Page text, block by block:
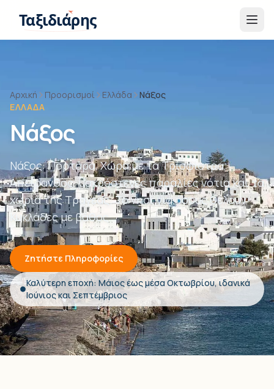
Ταξιδιάρης
Αρχική Προορισμοί Ελλάδα
Νάξος
ΕΛΛΆΔΑ
Νάξος
Νάξος: Πορτάρα, Χώρα με τα Τρίσφιστρα,
Απείρανθος, μακρόστενες παραλίες νότια και τα
χωριά της Τραγέας. Το νησί για όσους θέλουν
Κυκλάδες με βάθος.
Ζητήστε Πληροφορίες
Καλύτερη εποχή: Μάιος έως μέσα Οκτωβρίου, ιδανικά
Ιούνιος και Σεπτέμβριος